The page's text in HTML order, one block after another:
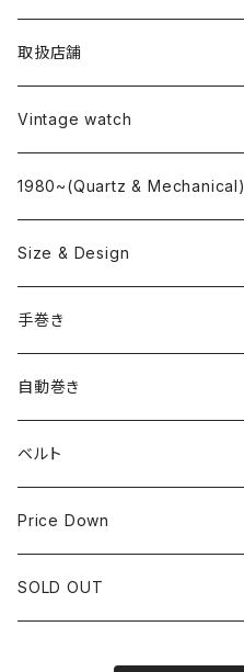
取扱店舗
L o'clock
"delve"
Vintage watch
海外ブランド
OMEGA
ROLEX
国産ブランド
SEIKO
CITIZEN
1980~(Quartz & Mechanical)
Size & Design
~24.9mm
25mm~29.9mm
30mm~34.9mm
35mm~39.9mm
40mm~
手巻き
自動巻き
ベルト
HIRSCHベルト
SSブレスレット
Price Down
SOLD OUT